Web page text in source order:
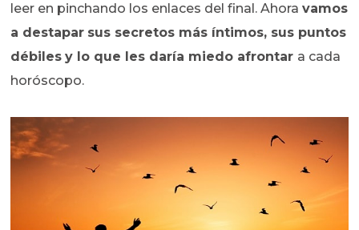
leer en pinchando los enlaces del final. Ahoravamos
a destapar sus secretos más íntimos, sus puntos
débiles y lo que les daría miedo afrontar a cada
horóscopo.